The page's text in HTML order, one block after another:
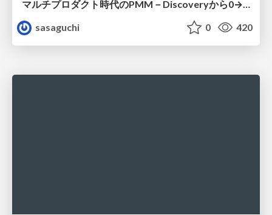
マルチプロダクト時代のPMM－Discoveryから0→1、Expansionまで フェーズで変わる期待役割とアサインの設計図
sasaguchi
0 420